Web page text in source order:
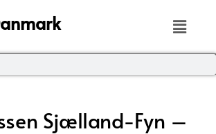
Sjælland-Fyn –